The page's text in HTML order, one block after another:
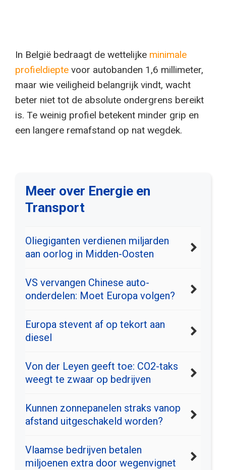
In België bedraagt de wettelijke minimale
profieldiepte voor autobanden 1,6 millimeter,
maar wie veiligheid belangrijk vindt, wacht
beter niet tot de absolute ondergrens bereikt
is. Te weinig profiel betekent minder grip en
een langere remafstand op nat wegdek.
Meer over Energie en
Transport
Oliegiganten verdienen miljarden
aan oorlog in Midden-Oosten
VS vervangen Chinese auto-
onderdelen: Moet Europa volgen?
Europa stevent af op tekort aan
diesel
Von der Leyen geeft toe: CO2-taks
weegt te zwaar op bedrijven
Kunnen zonnepanelen straks vanop
afstand uitgeschakeld worden?
Vlaamse bedrijven betalen
miljoenen extra door wegenvignet